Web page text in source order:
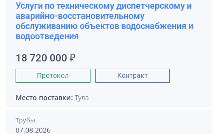
Услуги по техническому диспетчерскому и
аварийно-восстановительному
обслуживанию объектов водоснабжения и
водоотведения
18 720 000 ₽
Протокол Контракт
Место поставки: Тула
Трубы
07.08.2026